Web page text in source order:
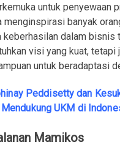
untuk penyewaan
menginspirasi banyak
keberhasilan dalam bisnis
visi yang kuat, tetapi
untuk beradaptasi
Peddisetty dan
Mendukung UKM di
Mamikos